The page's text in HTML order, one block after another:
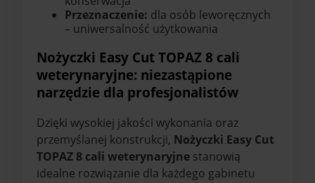
Przeznaczenie: dla osób leworęcznych
– uniwersalność użytkowania
Nożyczki Easy Cut TOPAZ 8 cali
weterynaryjne: niezastąpione
narzędzie dla profesjonalistów
Dzięki wysokiej jakości wykonania oraz
przemyślanej konstrukcji, Nożyczki Easy Cut
TOPAZ 8 cali weterynaryjne stanowią
idealne rozwiązanie dla każdego gabinetu